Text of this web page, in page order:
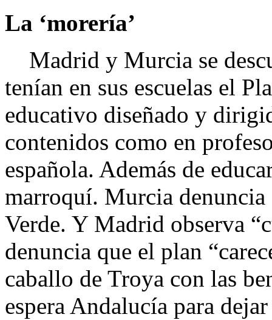
La ‘morería’
Madrid y Murcia se
tenían en sus escuelas el
educativo diseñado y
contenidos como en
española. Además de
marroquí. Murcia denuncia
Verde. Y Madrid observa
denuncia que el plan
caballo de Troya con las
espera Andalucía para